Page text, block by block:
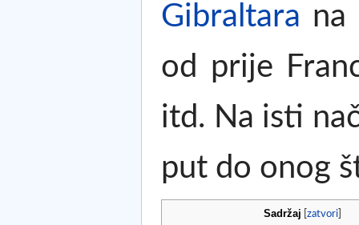
Gibraltara na
od prije
itd. Na isti
put do onog
Sadržaj zatvori